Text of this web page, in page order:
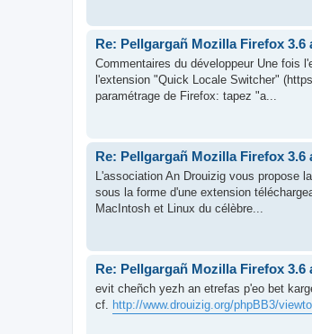
Re: Pellgargañ Mozilla Firefox 3.6
Commentaires du développeur Une fois
l'extension "Quick Locale Switcher"
paramétrage de Firefox: tapez "a...
Re: Pellgargañ Mozilla Firefox 3.6
L'association An Drouizig vous propose
sous la forme d'une extension
MacIntosh et Linux du célèbre...
Re: Pellgargañ Mozilla Firefox 3.6
evit cheñch yezh an etrefas p'eo bet
cf. http://www.drouizig.org/phpBB3/